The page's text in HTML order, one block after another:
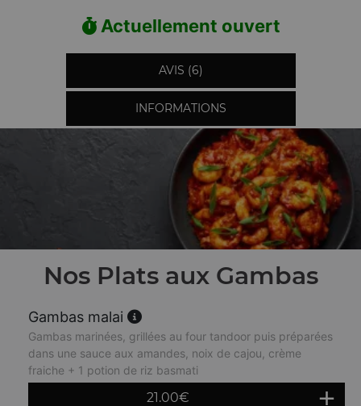
Actuellement ouvert
AVIS (6)
INFORMATIONS
Nos Plats aux Gambas
Gambas malai
Gambas marinées, grillées au four tandoor puis préparées
dans une sauce aux amandes, noix de cajou, crème
fraiche + 1 potion de riz basmati
21.00€